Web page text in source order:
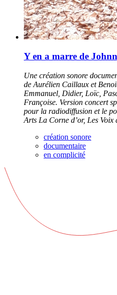
Y en a marre de
Une création sonore
de Aurélien Caillaux et
Emmanuel, Didier, Loïc,
Françoise. Version concert
pour la radiodiffusion et le
Arts La Corne d’or, Les Voix
création sonore
documentaire
en complicité